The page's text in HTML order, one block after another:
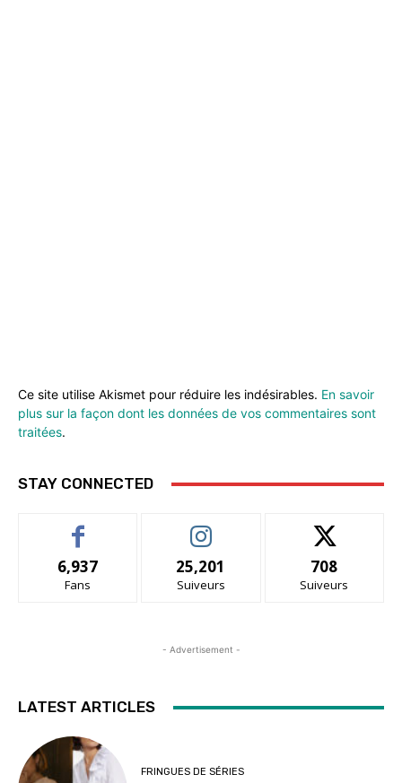
Ce site utilise Akismet pour réduire les indésirables. En savoir
plus sur la façon dont les données de vos commentaires sont
traitées.
STAY CONNECTED
6,937
Fans
25,201
Suiveurs
708
Suiveurs
- Advertisement -
LATEST ARTICLES
FRINGUES DE SÉRIES